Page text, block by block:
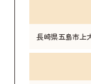
長崎県五島市上